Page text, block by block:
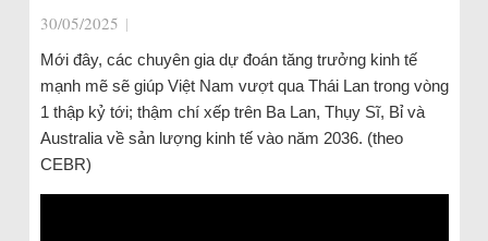
30/05/2025 |
Mới đây, các chuyên gia dự đoán tăng trưởng kinh tế
mạnh mẽ sẽ giúp Việt Nam vượt qua Thái Lan trong vòng
1 thập kỷ tới; thậm chí xếp trên Ba Lan, Thụy Sĩ, Bỉ và
Australia về sản lượng kinh tế vào năm 2036. (theo
CEBR)